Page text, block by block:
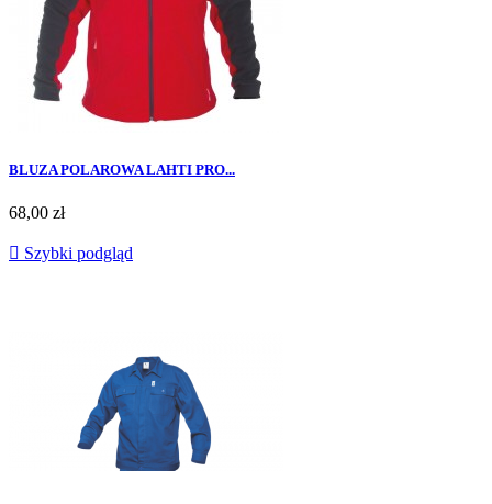
BLUZA POLAROWA LAHTI PRO...
Cena
68,00 zł
 Szybki podgląd